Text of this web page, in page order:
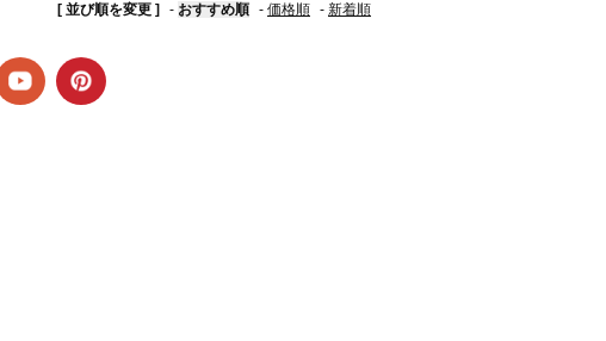
[ 並び順を変更 ] - おすすめ順 - 価格順 - 新着順